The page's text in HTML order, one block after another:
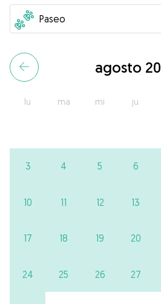
agosto
lu ma mi ju
3 4 5 6
10 11 12 13
17 18 19 20
24 25 26 27